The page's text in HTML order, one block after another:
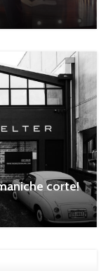
corte!